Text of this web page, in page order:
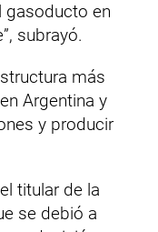
gasoducto en
subrayó.
más
Argentina y
y producir
titular de la
se debió a